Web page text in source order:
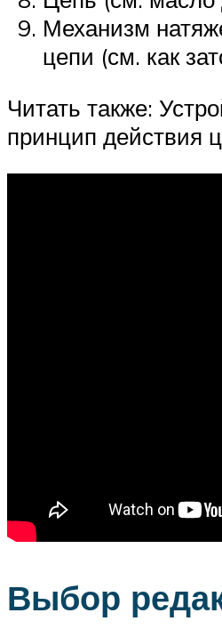
Механизм
цепи (см. как
Читать также:
принцип действия
Выбор